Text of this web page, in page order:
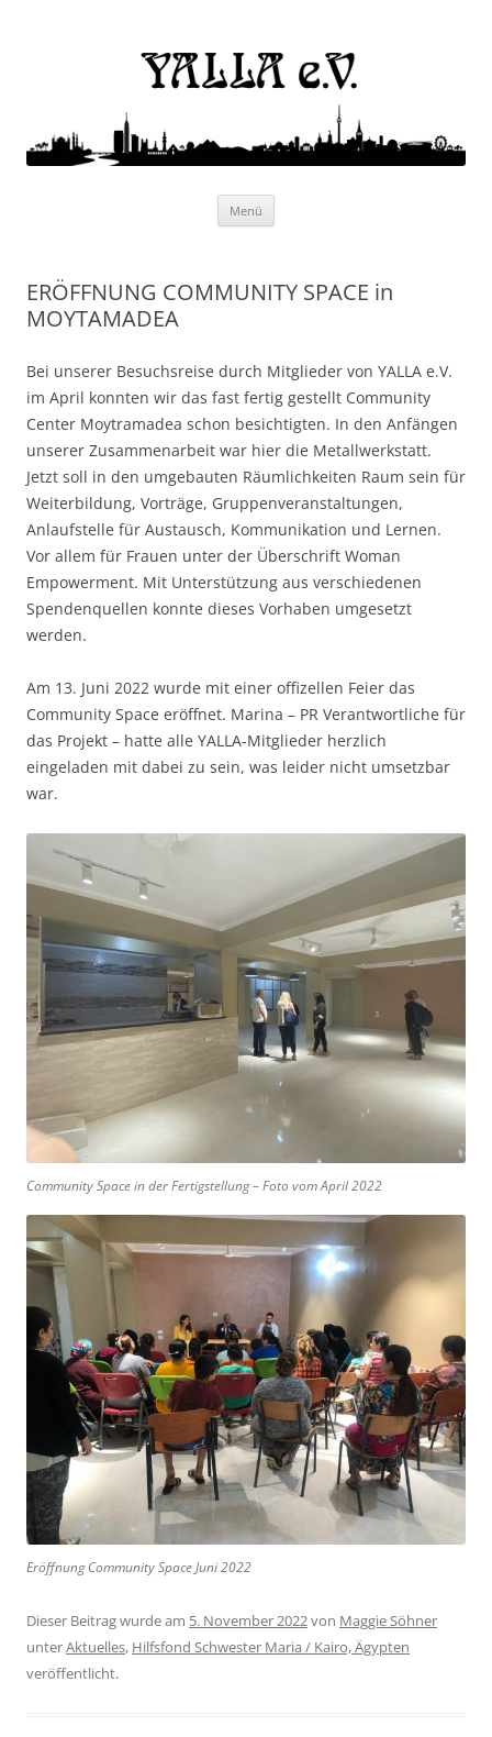
Menü
ERÖFFNUNG COMMUNITY SPACE in
MOYTAMADEA
Bei unserer Besuchsreise durch Mitglieder von YALLA e.V.
im April konnten wir das fast fertig gestellt Community
Center Moytramadea schon besichtigten. In den Anfängen
unserer Zusammenarbeit war hier die Metallwerkstatt.
Jetzt soll in den umgebauten Räumlichkeiten Raum sein für
Weiterbildung, Vorträge, Gruppenveranstaltungen,
Anlaufstelle für Austausch, Kommunikation und Lernen.
Vor allem für Frauen unter der Überschrift Woman
Empowerment. Mit Unterstützung aus verschiedenen
Spendenquellen konnte dieses Vorhaben umgesetzt
werden.
Am 13. Juni 2022 wurde mit einer offizellen Feier das
Community Space eröffnet. Marina – PR Verantwortliche für
das Projekt – hatte alle YALLA-Mitglieder herzlich
eingeladen mit dabei zu sein, was leider nicht umsetzbar
war.
Community Space in der Fertigstellung – Foto vom April 2022
Eröffnung Community Space Juni 2022
Dieser Beitrag wurde am 5. November 2022von Maggie Söhner
unterAktuelles, Hilfsfond Schwester Maria / Kairo, Ägypten
veröffentlicht.